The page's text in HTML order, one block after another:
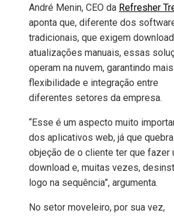
André Menin, CEO da Refresher
aponta que, diferente dos
tradicionais, que exigem
atualizações manuais, essas
operam na nuvem, garantindo mais
flexibilidade e integração entre
diferentes setores da empresa.
“Esse é um aspecto muito
dos aplicativos web, já que
objeção de o cliente ter que fazer
download e, muitas vezes,
logo na sequência”, argumenta.
No setor moveleiro, por sua vez,